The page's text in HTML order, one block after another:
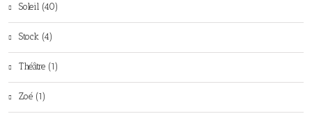
Soleil (40)
Stock (4)
Théâtre (1)
Zoé (1)